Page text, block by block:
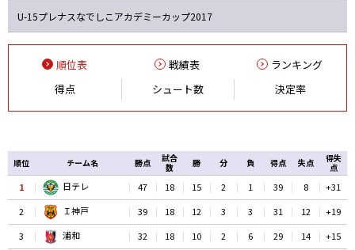
U-15プレナスなでしこアカデミーカップ2017
順位表 戦績表
ランキング
得点
シュート数 決定率
順位 チーム名 勝点
試合
数
勝 分 負 得点 失点
得失
点
1 日テレ 47 18 15 2 1 39 8
+31
2
Ｉ神戸 39 18 12 3 3 31 12
+19
3
浦和 32 18 10 2 6 29 14
+15